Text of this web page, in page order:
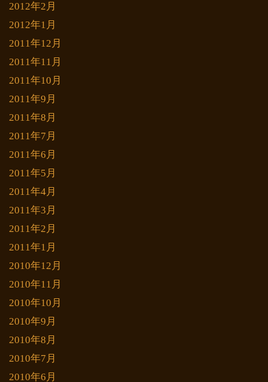
2012年2月
2012年1月
2011年12月
2011年11月
2011年10月
2011年9月
2011年8月
2011年7月
2011年6月
2011年5月
2011年4月
2011年3月
2011年2月
2011年1月
2010年12月
2010年11月
2010年10月
2010年9月
2010年8月
2010年7月
2010年6月